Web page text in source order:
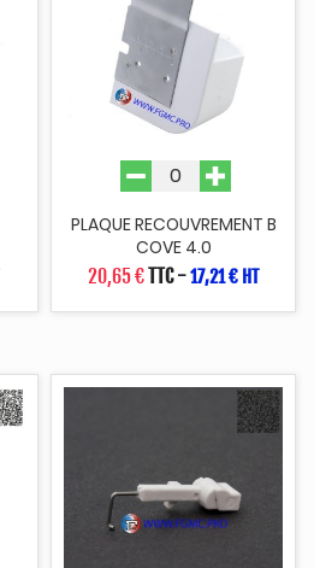
PLAQUE RECOUVREMENT B
COVE 4.0
20,65 €TTC-17,21 € HT